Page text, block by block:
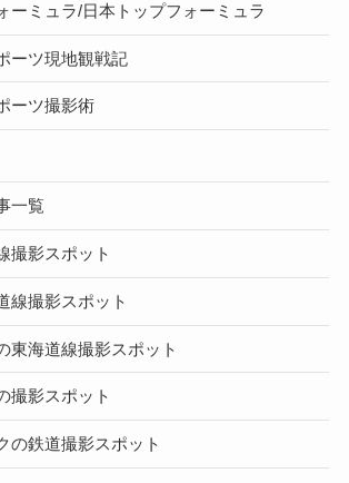
ーミュラ/日本トップフォーミュラ
ーツ現地観戦記
ーツ撮影術
一覧
撮影スポット
線撮影スポット
東海道線撮影スポット
撮影スポット
の鉄道撮影スポット